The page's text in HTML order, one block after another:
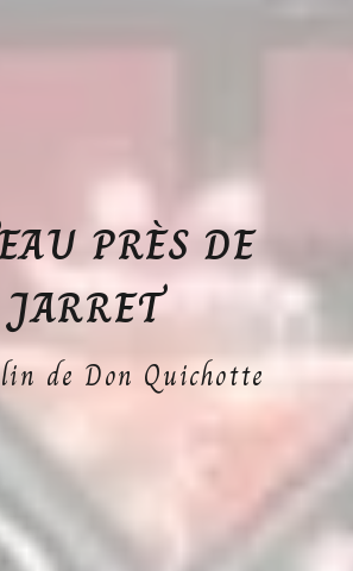
PRÈS DE
JARRET
de Don Quichotte